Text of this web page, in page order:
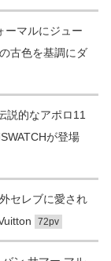
ーマルにジュー
古色を基調にダ
説的なアポロ11
が登場
セレブに愛され
72pv